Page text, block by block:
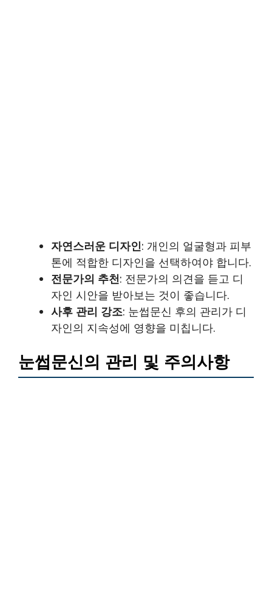
자연스러운 디자인: 개인의 얼굴형과 피부
톤에 적합한 디자인을 선택하여야 합니다.
전문가의 추천: 전문가의 의견을 듣고 디
자인 시안을 받아보는 것이 좋습니다.
사후 관리 강조: 눈썹문신 후의 관리가 디
자인의 지속성에 영향을 미칩니다.
눈썹문신의 관리 및 주의사항